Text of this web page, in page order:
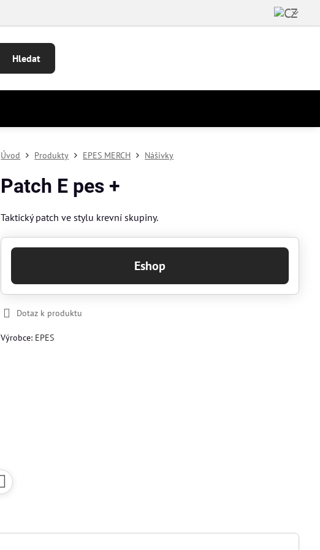
Hledat
Úvod Produkty EPES MERCH Nášivky
Patch E pes +
Taktický patch ve stylu krevní skupiny.
Eshop
Dotaz k produktu
Výrobce: EPES